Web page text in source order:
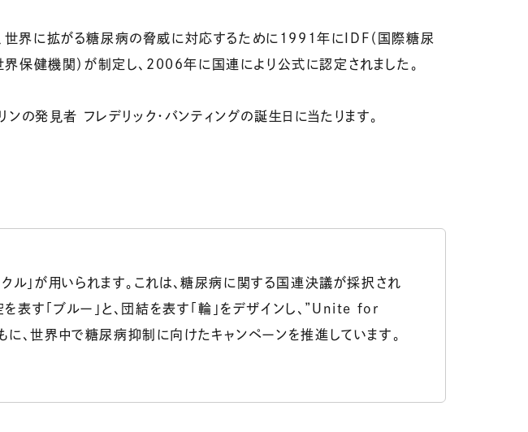
世界に拡がる糖尿病の脅威に対応するために1991年にIDF（国際糖尿
界保健機関）が制定し、2006年に国連により公式に認定されました。
の発見者 フレデリック・バンティングの誕生日に当たります。
」が用いられます。これは、糖尿病に関する国連決議が採択され
す「ブルー」と、団結を表す「輪」をデザインし、”Unite for
、世界中で糖尿病抑制に向けたキャンペーンを推進しています。